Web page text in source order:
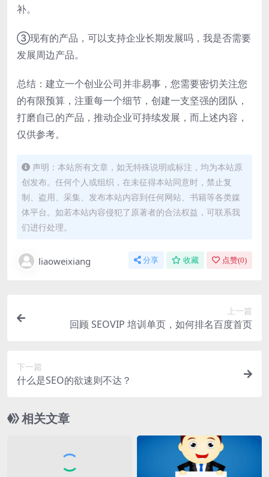
补。
③现有的产品，可以支持企业长期发展吗，我是否需要
发展周边产品。
总结：建立一个创业公司并非易事，您需要密切关注您
的有限预算，注重每一个细节，创建一支坚强的团队，
打磨自己的产品，推动企业可持续发展，而上述内容，
仅供参考。
声明：本站所有文章，如无特殊说明或标注，均为本站原
创发布。任何个人或组织，在未征得本站同意时，禁止复
制、盗用、采集、发布本站内容到任何网站、书籍等各类媒
体平台。如若本站内容侵犯了原著者的合法权益，可联系我
们进行处理。
liaoweixiang 分享 收藏 点赞(0)
上一篇
回顾 SEOVIP 培训单页，如何排名百度首页
下一篇
什么是SEO的欲速则不达？
相关文章